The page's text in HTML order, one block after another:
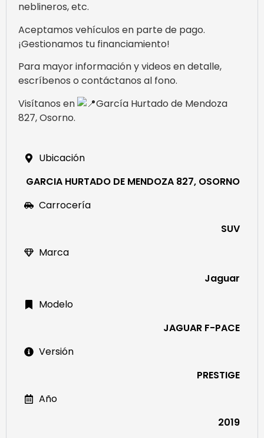
neblineros, etc.
Aceptamos vehículos en parte de pago.
¡Gestionamos tu financiamiento!
Para mayor información y videos en detalle,
escríbenos o contáctanos al fono.
Visítanos en
García Hurtado de Mendoza
827, Osorno.
Ubicación
GARCIA HURTADO DE MENDOZA 827, OSORNO
Carrocería
SUV
Marca
Jaguar
Modelo
JAGUAR F-PACE
Versión
PRESTIGE
Año
2019